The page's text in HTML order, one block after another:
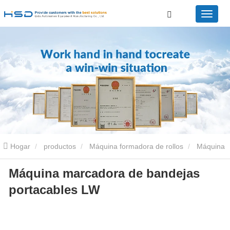
Hogar productos Máquina formadora de rollos Máquina
perfiladora de bandejas portacables Bandejas LW portátiles
Máquina marcadora de bandejas
portacables LW